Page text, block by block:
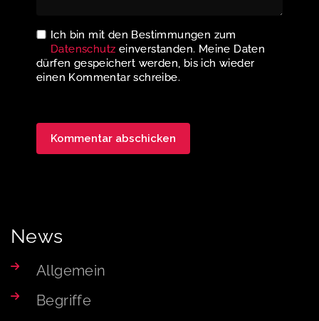
Ich bin mit den Bestimmungen zum
Datenschutz einverstanden. Meine Daten
dürfen gespeichert werden, bis ich wieder
einen Kommentar schreibe.
News
Allgemein
Begriffe